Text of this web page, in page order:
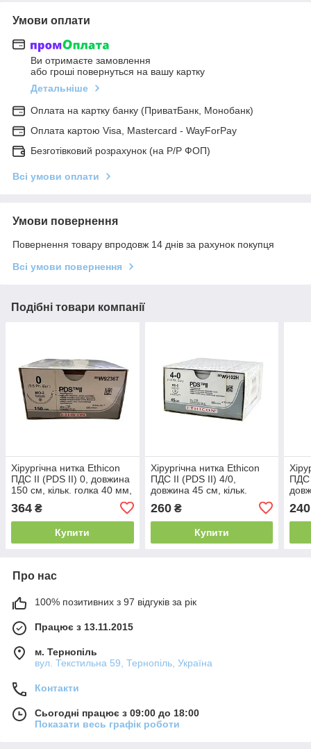
Умови оплати
Ви отримаєте замовлення
або гроші повернуться на вашу картку
Детальніше
Оплата на картку банку (ПриватБанк, Монобанк)
Оплата картою Visa, Mastercard - WayForPay
Безготівковий розрахунок (на Р/Р ФОП)
Всі умови оплати
Умови повернення
Повернення товару впродовж 14 днів за рахунок покупця
Всі умови повернення
Подібні товари компанії
Хірургічна нитка Ethicon
ПДС II (PDS II) 0, довжина
150 см, кільк. голка 40 мм,
364 ₴
Купити
Хірургічна нитка Ethicon
ПДС II (PDS II) 4/0,
довжина 45 см, кільк.
260₴
Купити
ПДС
240
Про нас
100% позитивних з 97 відгуків за рік
Працює з 13.11.2015
м. Тернопіль
вул. Текстильна 59, Тернопіль, Україна
Контакти
Сьогодні працює з 09:00 до 18:00
Показати весь графік роботи